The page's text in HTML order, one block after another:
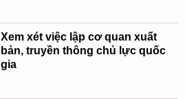
Xem xét việc lập cơ quan xuất
bản, truyền thông chủ lực quốc
gia